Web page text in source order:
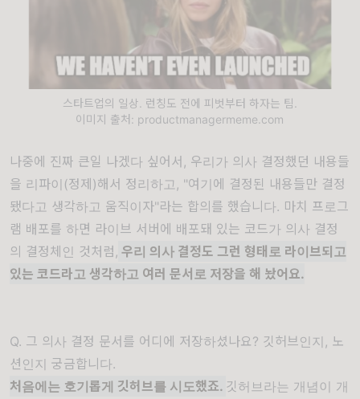
스타트업의 일상. 런칭도 전에 피벗부터 하자는 팀.
이미지 출처: productmanagermeme.com
나중에 진짜 큰일 나겠다 싶어서, 우리가 의사 결정했던 내용들
을 리파이(정제)해서 정리하고, "여기에 결정된 내용들만 결정
됐다고 생각하고 움직이자"라는 합의를 했습니다. 마치 프로그
램 배포를 하면 라이브 서버에 배포돼 있는 코드가 의사 결정
의 결정체인 것처럼, 우리 의사 결정도 그런 형태로 라이브되고
있는 코드라고 생각하고 여러 문서로 저장을 해 놨어요.
Q. 그 의사 결정 문서를 어디에 저장하셨나요? 깃허브인지, 노
션인지 궁금합니다.
처음에는 호기롭게 깃허브를 시도했죠. 깃허브라는 개념이 개